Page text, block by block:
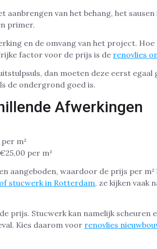
van het behang, het
primer.
en de omvang van het project.
factor voor de prijs is de renovlies
dan moeten deze eerst egaal
de ondergrond goed is.
Afwerkingen
m²
per m²
aangeboden, waardoor de prijs per m²
stucwerk in Rotterdam, ze kijken vaak
prijs. Stucwerk kan namelijk scheuren
Kies daarom voor renovlies